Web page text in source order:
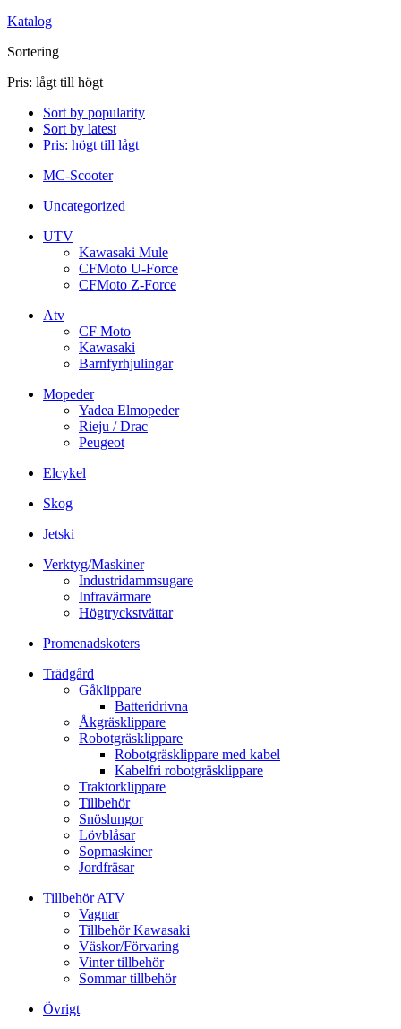
Katalog
Sortering
Pris: lågt till högt
Sort by popularity
Sort by latest
Pris: högt till lågt
MC-Scooter
Uncategorized
UTV
Kawasaki Mule
CFMoto U-Force
CFMoto Z-Force
Atv
CF Moto
Kawasaki
Barnfyrhjulingar
Mopeder
Yadea Elmopeder
Rieju / Drac
Peugeot
Elcykel
Skog
Jetski
Verktyg/Maskiner
Industridammsugare
Infravärmare
Högtryckstvättar
Promenadskoters
Trädgård
Gåklippare
Batteridrivna
Åkgräsklippare
Robotgräsklippare
Robotgräsklippare med kabel
Kabelfri robotgräsklippare
Traktorklippare
Tillbehör
Snöslungor
Lövblåsar
Sopmaskiner
Jordfräsar
Tillbehör ATV
Vagnar
Tillbehör Kawasaki
Väskor/Förvaring
Vinter tillbehör
Sommar tillbehör
Övrigt